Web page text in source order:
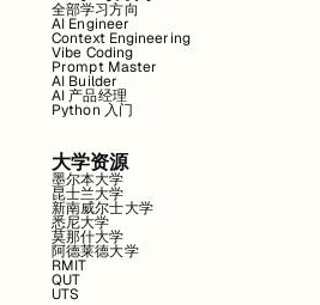
全部学习方向
AI Engineer
Context Engineering
Vibe Coding
Prompt Master
AI Builder
AI 产品经理
Python 入门
大学资源
墨尔本大学
昆士兰大学
新南威尔士大学
悉尼大学
莫那什大学
阿德莱德大学
RMIT
QUT
UTS